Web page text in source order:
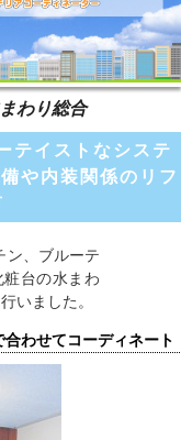
わり総合
テイストなシステ
や内装関係のリフ
ン、ブルーテ
台の水まわ
いました。
わせてコーディネート